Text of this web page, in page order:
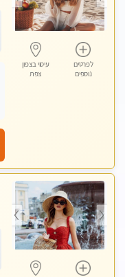
לפרטים
נוספים
עיסוי בצפון
צפת